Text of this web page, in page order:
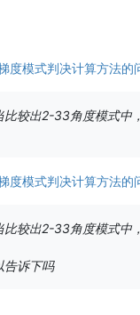
度模式判决计算方法的
比较出2-33角度模式中
度模式判决计算方法的
比较出2-33角度模式中
告诉下吗